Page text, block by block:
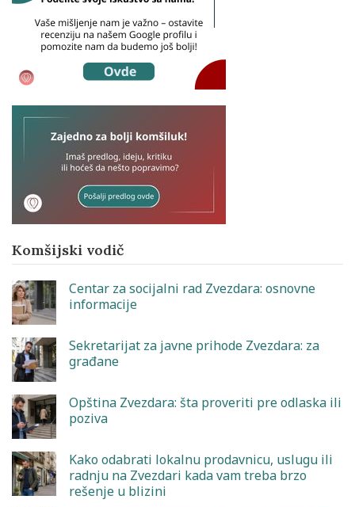
Komšijski vodič
Centar za socijalni rad Zvezdara: osnovne
informacije
Sekretarijat za javne prihode Zvezdara: za
građane
Opština Zvezdara: šta proveriti pre odlaska ili
poziva
Kako odabrati lokalnu prodavnicu, uslugu ili
radnju na Zvezdari kada vam treba brzo
rešenje u blizini